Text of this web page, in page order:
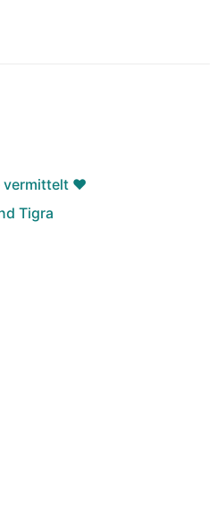
vermittelt ♥️
Tigra